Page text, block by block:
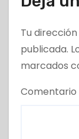
Tu
publicada.
marcados
Comentario